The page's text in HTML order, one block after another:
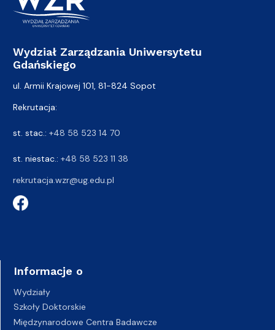
Wydział Zarządzania Uniwersytetu
Gdańskiego
ul. Armii Krajowej 101, 81-824 Sopot
Rekrutacja:
st. stac.: +48 58 523 14 70
st. niestac.: +48 58 523 11 38
rekrutacja.wzr@ug.edu.pl
Informacje o
Wydziały
Szkoły Doktorskie
Międzynarodowe Centra Badawcze